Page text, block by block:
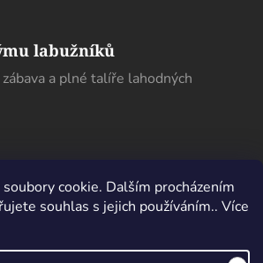
cookie. Dalším procházením
souhlas s jejich používáním.. Více
labužníků
a plné talíře lahodných